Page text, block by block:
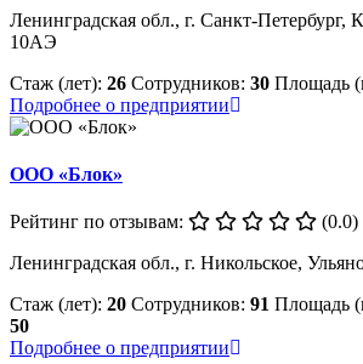
Ленинградская обл., г. Санкт-Петербург,
10АЭ
Стаж (лет): 26 Сотрудников: 30 Площадь
Подробнее о предприятии
ООО «Блок»
Рейтинг по отзывам:
(0.0)
Ленинградская обл., г. Никольское,
Стаж (лет): 20 Сотрудников: 91 Площадь
50
Подробнее о предприятии